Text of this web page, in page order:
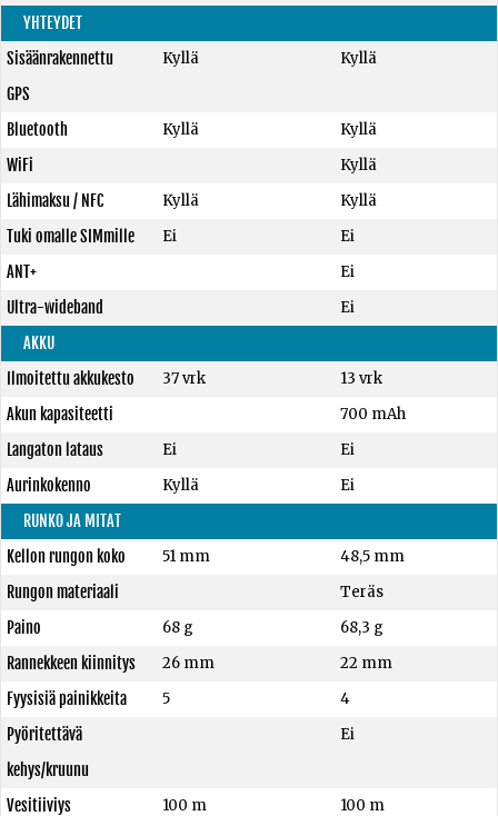
YHTEYDET
Sisäänrakennettu
GPS
Kyllä Kyllä
Bluetooth Kyllä
Kyllä
WiFi
Kyllä
Lähimaksu / NFC
Kyllä
Kyllä
Tuki omalle SIMmille
Ei
Ei
ANT+
Ei
Ultra-wideband
Ei
AKKU
Ilmoitettu akkukesto
37 vrk
13 vrk
Akun kapasiteetti
700 mAh
Langaton lataus
Ei
Ei
Aurinkokenno
Kyllä
Ei
RUNKO JA MITAT
Kellon rungon koko
51 mm
48,5 mm
Rungon materiaali
Teräs
Paino
68 g
68,3 g
Rannekkeen kiinnitys
26 mm
22 mm
Fyysisiä painikkeita
5
4
Pyöritettävä
kehys/kruunu
Ei
Vesitiiviys 100 m
100 m